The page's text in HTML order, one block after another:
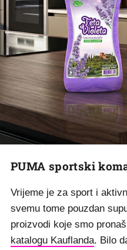
PUMA sportski
Vrijeme je za sport i
svemu tome pouzdan
proizvodi koje smo
katalogu Kauflanda. Bilo